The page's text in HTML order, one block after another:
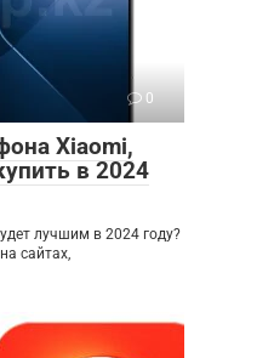
0
Xiaomi,
в 2024
лучшим в 2024 году?
сайтах,